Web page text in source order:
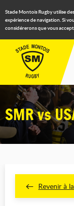
Stade Montois Rugby utilise
expérience de navigation. Si
considérerons que vous
SMR vs
Revenir à